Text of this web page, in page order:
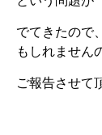
でてきたので
もしれません
ご報告させて